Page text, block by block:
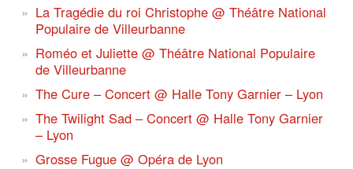
La Tragédie du roi Christophe @ Théâtre National
Populaire de Villeurbanne
Roméo et Juliette @ Théâtre National Populaire
de Villeurbanne
The Cure – Concert @ Halle Tony Garnier – Lyon
The Twilight Sad – Concert @ Halle Tony Garnier
– Lyon
Grosse Fugue @ Opéra de Lyon